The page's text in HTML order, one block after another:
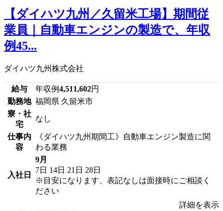
【ダイハツ九州／久留米工場】期間従
業員｜自動車エンジンの製造で、年収
例45...
ダイハツ九州株式会社
給与 年収例4,511,602円
勤務地 福岡県 久留米市
寮・社
宅
なし
仕事内
容
《ダイハツ九州期間工》自動車エンジン製造に関
わる業務
入社日
9月
7日 14日 21日 28日
※目安になります、表記なしは面接時にご相談く
ださい
詳細を表示